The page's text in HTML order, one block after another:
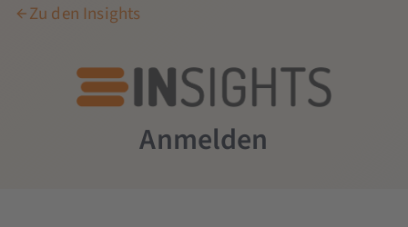
Zu den Insights
Anmelden